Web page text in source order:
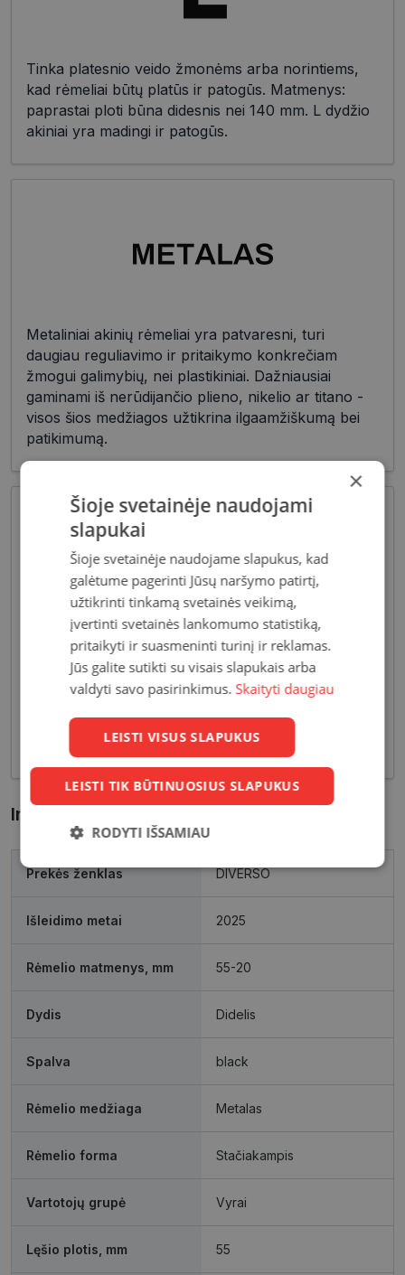
Tinka platesnio veido žmonėms arba norintiems,
kad rėmeliai būtų platūs ir patogūs. Matmenys:
paprastai ploti būna didesnis nei 140 mm. L dydžio
akiniai yra madingi ir patogūs.
Metaliniai akinių rėmeliai yra patvaresni, turi
daugiau reguliavimo ir pritaikymo konkrečiam
žmogui galimybių, nei plastikiniai. Dažniausiai
gaminami iš nerūdijančio plieno, nikelio ar titano -
visos šios medžiagos užtikrina ilgaamžiškumą bei
patikimumą.
Pagrindiniai reikalavimai, keliami vyriškiems
akiniams - patvarios medžiagos bei solidžios
vyriškos formos, derančios prie įvairių vyriškų
optinių savybių, vyriški akiniai skirti nešiojimui
kasdien, vairavimui bei sportui.
Informacija apie prekę
Prekės ženklas DIVERSO
Išleidimo metai 2025
Rėmelio matmenys, mm 55-20
Dydis Didelis
Spalva black
Rėmelio medžiaga Metalas
Rėmelio forma Stačiakampis
Vartotojų grupė Vyrai
Lęšio plotis, mm 55
×
Šioje svetainėje naudojami
slapukai
Šioje svetainėje naudojame slapukus, kad
galėtume pagerinti Jūsų naršymo patirtį,
užtikrinti tinkamą svetainės veikimą,
įvertinti svetainės lankomumo statistiką,
pritaikyti ir suasmeninti turinį ir reklamas.
Jūs galite sutikti su visais slapukais arba
valdyti savo pasirinkimus. Skaityti daugiau
LEISTI VISUS SLAPUKUS
LEISTI TIK BŪTINUOSIUS SLAPUKUS
RODYTI IŠSAMIAU
Būtinieji
slapukai
Statistikos
slapukai
Rinkodaros
slapukai
slapukai
slapukai
Rinkodaros slapukai
Šie slapukai yra būtini, kad galėtumėte naršyti
slapukai atpažįsta Jūsų įrenginį, tačiau neatskleidžia
Jūsų tapatybės, taip pat nerenka informacijos. Be šių
saugomi Jūsų įrenginyje, kol slapukai atlieka savo